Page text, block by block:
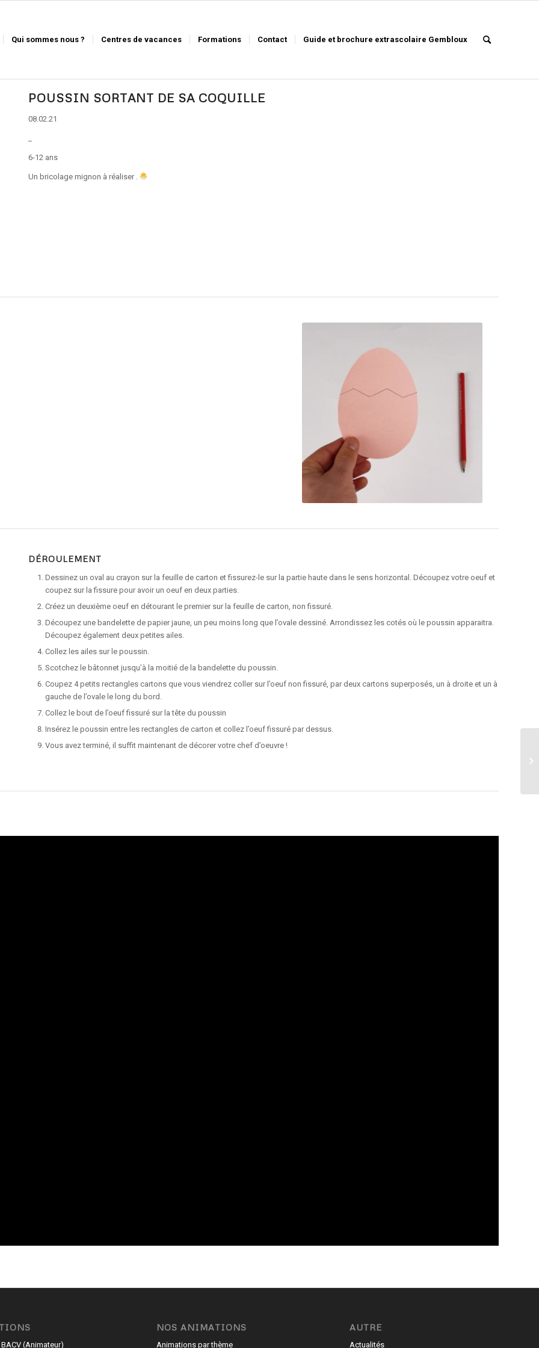
Qui sommes nous ? Centres de vacances Formations Contact Guide et brochure extrascolaire Gembloux
POUSSIN SORTANT DE SA COQUILLE
08.02.21
6-12 ans
Un bricolage mignon à réaliser .
DÉROULEMENT
Dessinez un oval au crayon sur la feuille de carton et fissurez-le sur la partie haute dans le sens horizontal. Découpez votre oeuf et
coupez sur la fissure pour avoir un oeuf en deux parties.
Créez un deuxième oeuf en détourant le premier sur la feuille de carton, non fissuré.
Découpez une bandelette de papier jaune, un peu moins long que l’ovale dessiné. Arrondissez les cotés où le poussin apparaitra.
Découpez également deux petites ailes.
Collez les ailes sur le poussin.
Scotchez le bâtonnet jusqu’à la moitié de la bandelette du poussin.
Coupez 4 petits rectangles cartons que vous viendrez coller sur l’oeuf non fissuré, par deux cartons superposés, un à droite et un à
gauche de l’ovale le long du bord.
Collez le bout de l’oeuf fissuré sur la tête du poussin
Insérez le poussin entre les rectangles de carton et collez l’oeuf fissuré par dessus.
Vous avez terminé, il suffit maintenant de décorer votre chef d’oeuvre !
(Animateur)
NOS ANIMATIONS
Animations par thème
AUTRE
Actualités